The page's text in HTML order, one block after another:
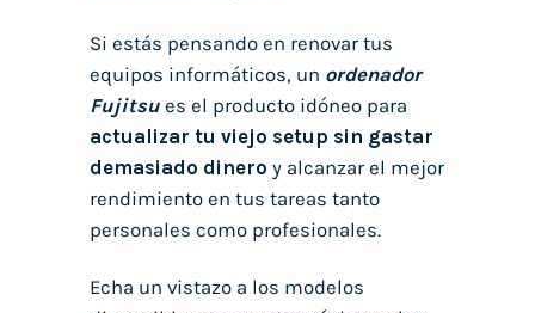
Si estás pensando en renovar tus
equipos informáticos, un ordenador
Fujitsu es el producto idóneo para
actualizar tu viejo setup sin gastar
demasiado dinero y alcanzar el mejor
rendimiento en tus tareas tanto
personales como profesionales.
Echa un vistazo a los modelos